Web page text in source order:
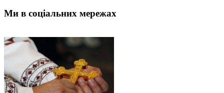
Ми в соціальних мережах